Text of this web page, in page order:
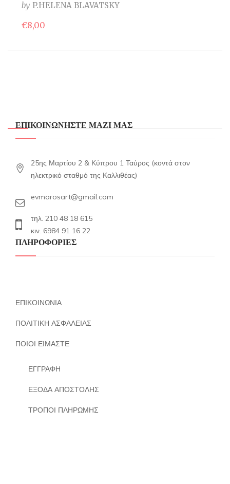
by P.HELENA BLAVATSKY
€8,00
ΕΠΙΚΟΙΝΩΝΗΣΤΕ ΜΑΖΙ ΜΑΣ
25ης Μαρτίου 2 & Κύπρου 1 Ταύρος (κοντά στον
ηλεκτρικό σταθμό της Καλλιθέας)
evmarosart@gmail.com
τηλ. 210 48 18 615
κιν. 6984 91 16 22
ΠΛΗΡΟΦΟΡΙΕΣ
ΕΠΙΚΟΙΝΩΝΙΑ
ΠΟΛΙΤΙΚΗ ΑΣΦΑΛΕΙΑΣ
ΠΟΙΟΙ ΕΙΜΑΣΤΕ
ΕΓΓΡΑΦΗ
ΕΞΟΔΑ ΑΠΟΣΤΟΛΗΣ
ΤΡΟΠΟΙ ΠΛΗΡΩΜΗΣ